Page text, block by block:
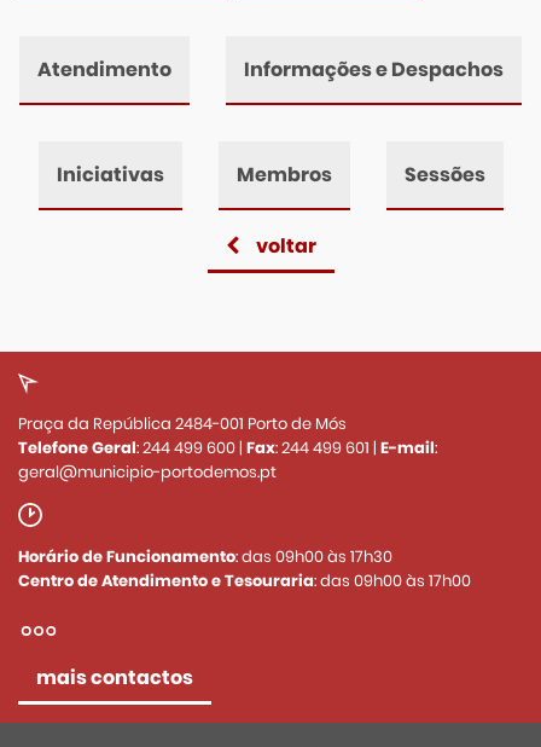
Atendimento Informações e Despachos
Iniciativas Membros Sessões
voltar
Praça da República 2484-001 Porto de Mós
Telefone Geral:244 499 600| Fax:244 499 601 | E-mail:
geral@municipio-portodemos.pt
Horário de Funcionamento: das 09h00 às 17h30
Centro de Atendimento e Tesouraria: das 09h00 às 17h00
mais contactos